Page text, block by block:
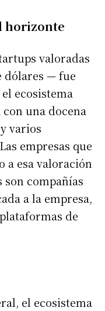
horizonte
valoradas
dólares — fue
ecosistema
con una docena
varios
empresas que
a esa valoración
son compañías
a la empresa,
de
el ecosistema